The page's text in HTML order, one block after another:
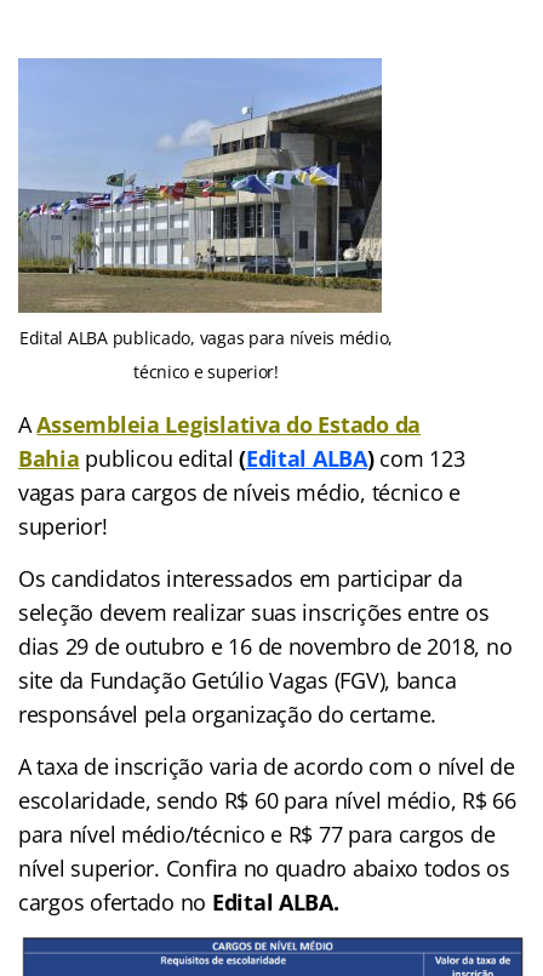
Edital ALBA publicado, vagas para níveis médio,
técnico e superior!
AAssembleia Legislativa do Estado da
Bahia publicou edital (Edital ALBA) com 123
vagas para cargos de níveis médio, técnico e
superior!
Os candidatos interessados em participar da
seleção devem realizar suas inscrições entre os
dias 29 de outubro e 16 de novembro de 2018, no
site da Fundação Getúlio Vagas (FGV), banca
responsável pela organização do certame.
A taxa de inscrição varia de acordo com o nível de
escolaridade, sendo R$ 60 para nível médio, R$ 66
para nível médio/técnico e R$ 77 para cargos de
nível superior. Confira no quadro abaixo todos os
cargos ofertado no Edital ALBA.